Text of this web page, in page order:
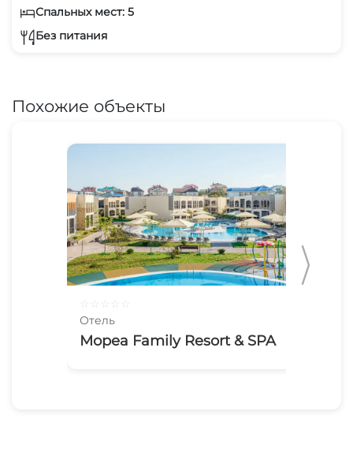
Спальных мест: 5
Без питания
Похожие объекты
Отель
Мореа Family Resort & SPA